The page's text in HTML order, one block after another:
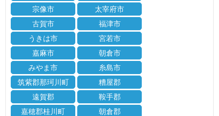
宗像市
太宰府市
古賀市
福津市
うきは市
宮若市
嘉麻市
朝倉市
みやま市
糸島市
筑紫郡那珂川町
糟屋郡
遠賀郡
鞍手郡
嘉穂郡桂川町
朝倉郡